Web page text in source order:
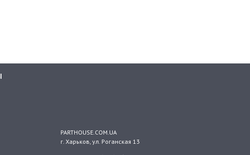
PARTHOUSE.COM.UA
г. Харьков, ул. Роганская 13